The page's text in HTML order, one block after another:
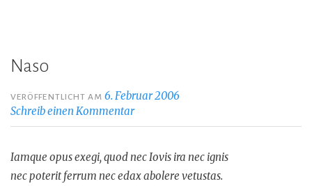
Naso
VERÖFFENTLICHT AM6. Februar 2006
Schreib einen Kommentar
Iamque opus exegi, quod nec Iovis ira nec ignis
nec poterit ferrum nec edax abolere vetustas.